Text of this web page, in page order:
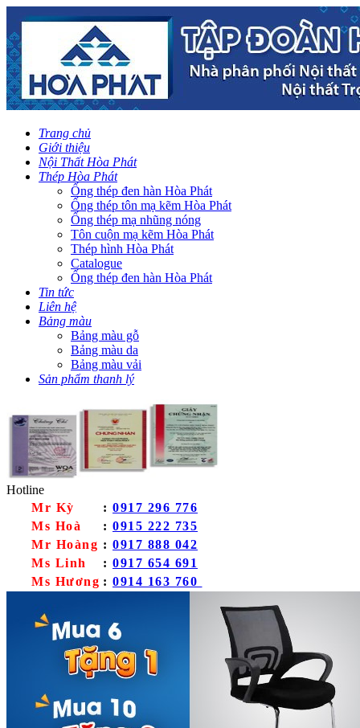
Trang chủ
Giới thiệu
Nội Thất Hòa Phát
Thép Hòa Phát
Ống thép đen hàn Hòa Phát
Ống thép tôn mạ kẽm Hòa Phát
Ống thép mạ nhũng nóng
Tôn cuộn mạ kẽm Hòa Phát
Thép hình Hòa Phát
Catalogue
Ống thép đen hàn Hòa Phát
Tin tức
Liên hệ
Bảng màu
Bảng màu gỗ
Bảng màu da
Bảng màu vải
Sản phẩm thanh lý
Hotline
Mr Kỳ
: 0917 296 776
Ms Hoà
: 0915 222 735
Mr Hoàng : 0917 888 042
Ms Linh
: 0917 654 691
Ms Hương : 0914 163 760